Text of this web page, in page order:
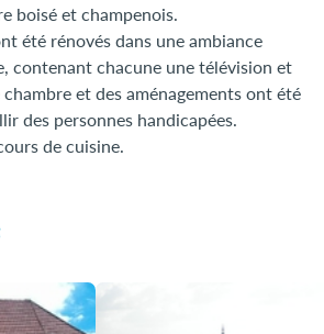
boisé et champenois.
été rénovés dans une ambiance
contenant chacune une télévision et
et des aménagements ont été
des personnes handicapées.
de cuisine.